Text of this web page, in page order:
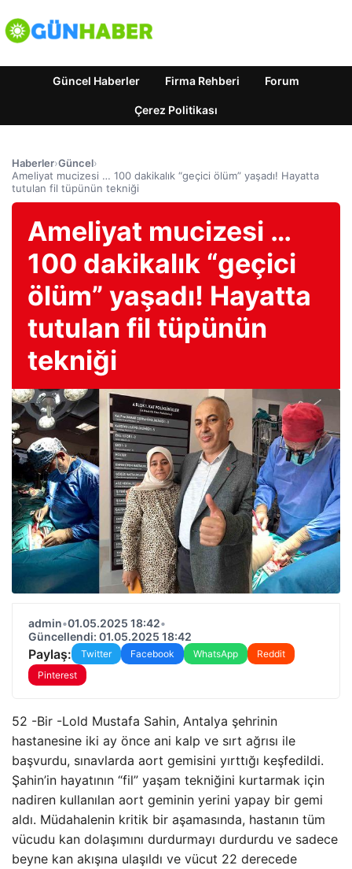
Güncel Haberler Firma Rehberi Forum
Çerez Politikası
Haberler›Güncel›
Ameliyat mucizesi … 100 dakikalık “geçici ölüm” yaşadı! Hayatta
tutulan fil tüpünün tekniği
Ameliyat mucizesi …
100 dakikalık “geçici
ölüm” yaşadı! Hayatta
tutulan fil tüpünün
tekniği
admin•01.05.2025 18:42•
Güncellendi: 01.05.2025 18:42
Paylaş: Twitter Facebook WhatsApp
Reddit
Pinterest
52 -Bir -Lold Mustafa Sahin, Antalya şehrinin
hastanesine iki ay önce ani kalp ve sırt ağrısı ile
başvurdu, sınavlarda aort gemisini yırttığı keşfedildi.
Şahin’in hayatının “fil” yaşam tekniğini kurtarmak için
nadiren kullanılan aort geminin yerini yapay bir gemi
aldı. Müdahalenin kritik bir aşamasında, hastanın tüm
vücudu kan dolaşımını durdurmayı durdurdu ve sadece
beyne kan akışına ulaşıldı ve vücut 22 derecede